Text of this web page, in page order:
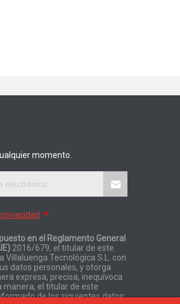
momento.
*
en el Reglamento General
2016/679, el titular de este
Tecnológica S.L. con
datos personales, y otorga
expresa, precisa, inequívoca
manera, el titular de este
de los siguientes datos: